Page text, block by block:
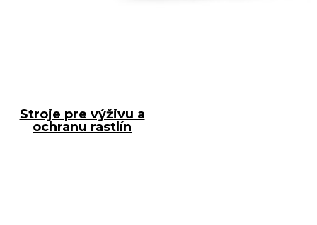
Stroje pre výživu a
ochranu rastlín